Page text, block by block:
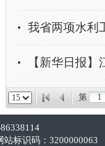
我省两项水利
【新华日报
第
站标识码：3200000063